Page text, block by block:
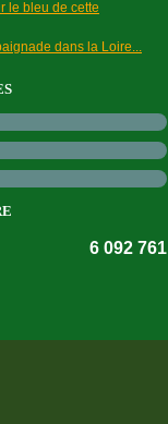
le bleu de cette
dans la Loire...
6 092 761